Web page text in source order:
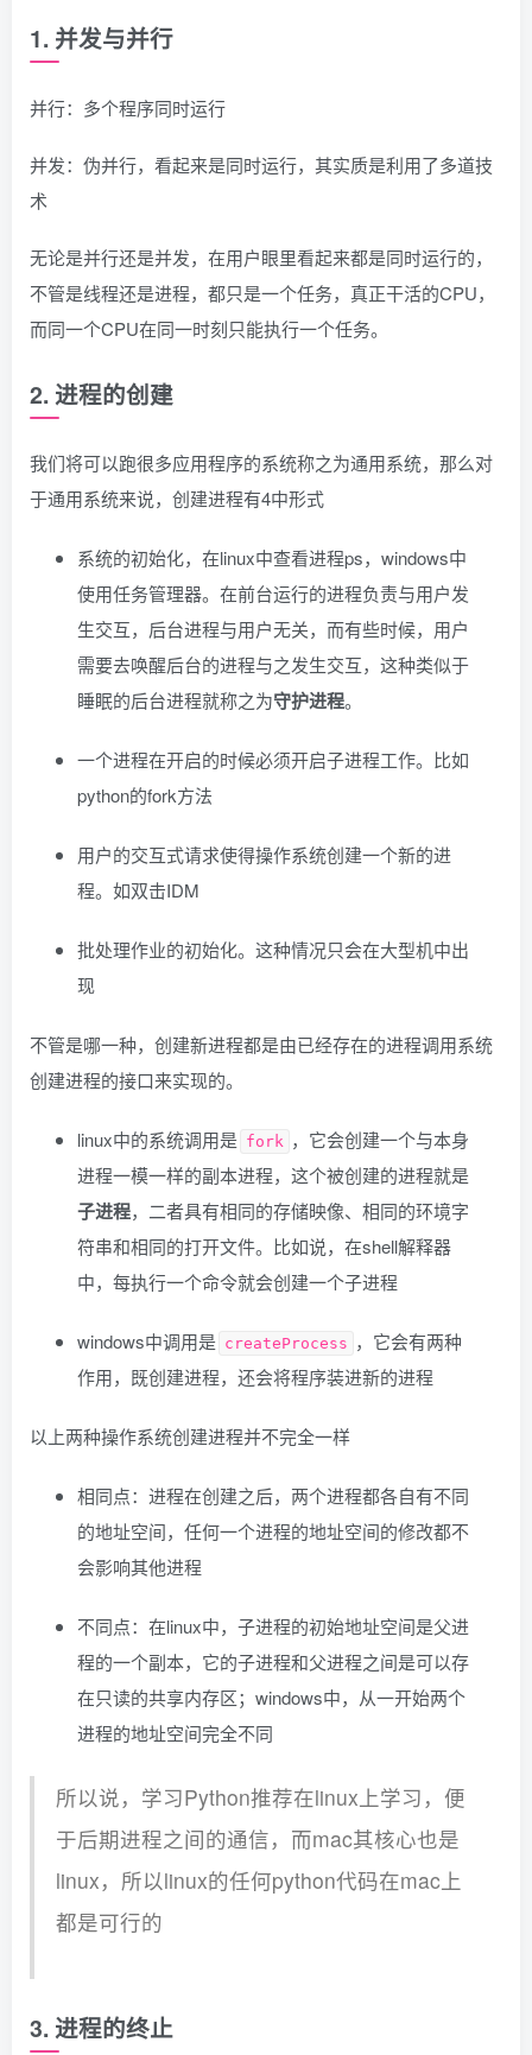
1. 并发与并行
并行：多个程序同时运行
并发：伪并行，看起来是同时运行，其实质是利用了多道技
术
无论是并行还是并发，在用户眼里看起来都是同时运行的，
不管是线程还是进程，都只是一个任务，真正干活的CPU，
而同一个CPU在同一时刻只能执行一个任务。
2. 进程的创建
我们将可以跑很多应用程序的系统称之为通用系统，那么对
于通用系统来说，创建进程有4中形式
系统的初始化，在linux中查看进程ps，windows中
使用任务管理器。在前台运行的进程负责与用户发
生交互，后台进程与用户无关，而有些时候，用户
需要去唤醒后台的进程与之发生交互，这种类似于
睡眠的后台进程就称之为守护进程。
一个进程在开启的时候必须开启子进程工作。比如
python的fork方法
用户的交互式请求使得操作系统创建一个新的进
程。如双击IDM
批处理作业的初始化。这种情况只会在大型机中出
现
不管是哪一种，创建新进程都是由已经存在的进程调用系统
创建进程的接口来实现的。
linux中的系统调用是 fork ，它会创建一个与本身
进程一模一样的副本进程，这个被创建的进程就是
子进程，二者具有相同的存储映像、相同的环境字
符串和相同的打开文件。比如说，在shell解释器
中，每执行一个命令就会创建一个子进程
windows中调用是 createProcess ，它会有两种
作用，既创建进程，还会将程序装进新的进程
以上两种操作系统创建进程并不完全一样
相同点：进程在创建之后，两个进程都各自有不同
的地址空间，任何一个进程的地址空间的修改都不
会影响其他进程
不同点：在linux中，子进程的初始地址空间是父进
程的一个副本，它的子进程和父进程之间是可以存
在只读的共享内存区；windows中，从一开始两个
进程的地址空间完全不同
所以说，学习Python推荐在linux上学习，便
于后期进程之间的通信，而mac其核心也是
linux，所以linux的任何python代码在mac上
都是可行的
3. 进程的终止